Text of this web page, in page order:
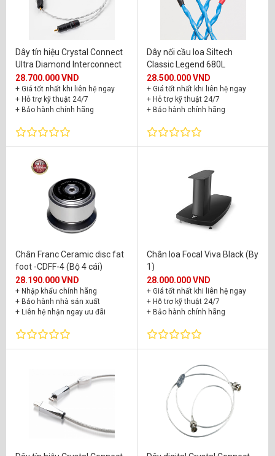
Dây tín hiệu Crystal Connect
Ultra Diamond Interconnect
28.700.000 VND
+ Giá tốt nhất khi liên hệ ngay
+ Hỗ trợ kỹ thuật 24/7
+ Bảo hành chính hãng
Dây nối cầu loa Siltech
Classic Legend 680L
28.500.000 VND
+ Giá tốt nhất khi liên hệ ngay
+ Hỗ trợ kỹ thuật 24/7
+ Bảo hành chính hãng
Chân Franc Ceramic disc fat
foot -CDFF-4 (Bộ 4 cái)
28.190.000 VND
+ Nhập khẩu chính hãng
+ Bảo hành nhà sản xuất
+ Liên hệ nhận ngay ưu đãi
Chân loa Focal Viva Black (By
1)
28.000.000 VND
+ Giá tốt nhất khi liên hệ ngay
+ Hỗ trợ kỹ thuật 24/7
+ Bảo hành chính hãng